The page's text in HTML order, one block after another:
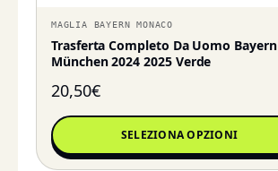
MAGLIA BAYERN MONACO
Trasferta Completo Da Uomo Bayern
München 2024 2025 Verde
20,50€
SELEZIONA OPZIONI